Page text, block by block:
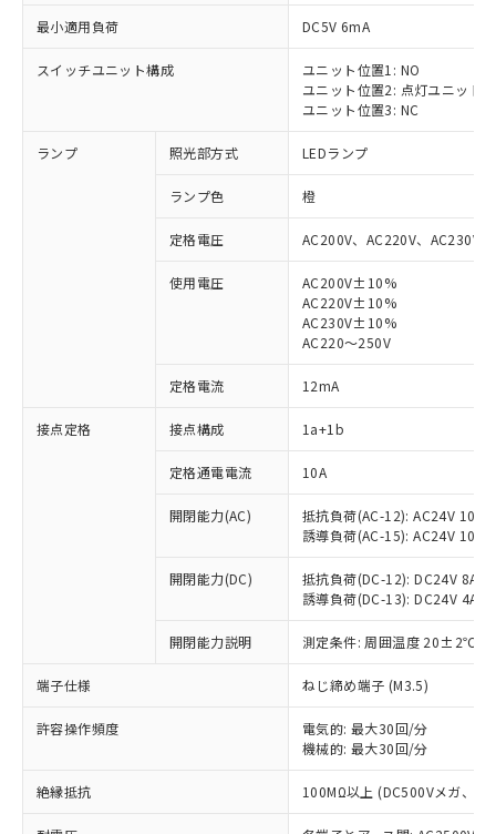
最小適用負荷 DC5V 6mA
スイッチユニット構成
ユニット位置1: NO
ユニット位置2: 点灯ユニット
ユニット位置3: NC
ランプ 照光部方式 LEDランプ
ランプ色 橙
定格電圧 AC200V、AC220V、AC230V
使用電圧
AC200V±10%
AC220V±10%
AC230V±10%
AC220～250V
定格電流 12mA
接点定格 接点構成 1a+1b
定格通電電流 10A
開閉能力(AC)
抵抗負荷(AC-12): AC24V 10A/
誘導負荷(AC-15): AC24V
開閉能力(DC)
抵抗負荷(DC-12): DC24V 8A/
誘導負荷(DC-13): DC24V 4A/
開閉能力説明 測定条件: 周囲温度 20±2℃、
端子仕様 ねじ締め端子 (M3.5)
許容操作頻度
電気的: 最大30回/分
機械的: 最大30回/分
絶縁抵抗 100MΩ以上 (DC500Vメガ、点
ご利用条件
以下の条件をお読みいただき、同意のうえ
ご利用ください。
本サービスは、当社制御機器事業取扱
商品の当社在庫状況および標準価格
(税抜)を提供させていただくもので
当社制御機器事業取扱商品の中には、
本サービスの対象外となる商品もある
※1 対応状況
対応済み：EU RoHS指令（10物質）の
非含有に対応した製品が提供可能な商品で
対応予定：EU RoHS指令（10物質）の非含
有に対応した製品に切り替える予定のある
対応予定なし：EU RoHS指令（10物質）の
非含有に非対応の商品で、対応品を出す予
調査・確認中：EU RoHS指令（10物質）の
非含有の対応状況を調査中または確認中の
商品です。
非該当品：ライセンス料など無形物で、有
害物質有無と関係のない商品です。
仕入先様の事情により、非含有部品として
いたものが、含有品と判明した場合などや
「○」：最大均質材料含有率が中国RoHSの
基準値以下であることを示します。
「×」：最大均質材料含有率が中国RoHSの
基準値を超えていることを示します。
当社は、これら貴社製品のうち、外国